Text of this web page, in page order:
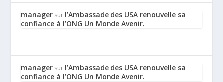
manager sur l’Ambassade des USA renouvelle sa
confiance à l’ONG Un Monde Avenir.
manager sur l’Ambassade des USA renouvelle sa
confiance à l’ONG Un Monde Avenir.